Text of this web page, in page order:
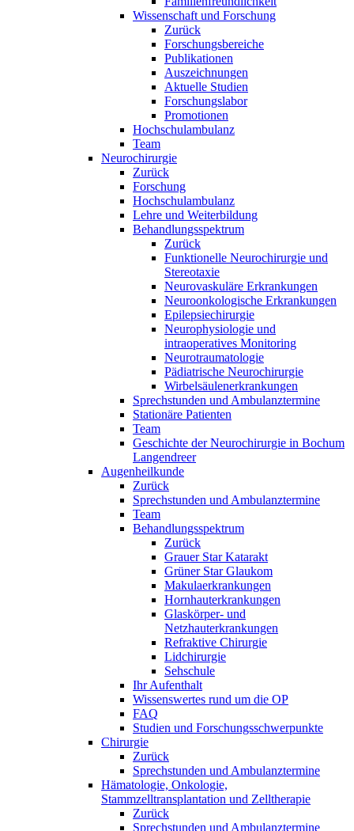
Wissenschaft und Forschung
Zurück
Forschungsbereiche
Publikationen
Auszeichnungen
Aktuelle Studien
Forschungslabor
Promotionen
Hochschulambulanz
Team
Neurochirurgie
Zurück
Forschung
Hochschulambulanz
Lehre und Weiterbildung
Behandlungsspektrum
Zurück
Funktionelle Neurochirurgie und
Stereotaxie
Neurovaskuläre Erkrankungen
Neuroonkologische Erkrankungen
Epilepsiechirurgie
Neurophysiologie und
intraoperatives Monitoring
Neurotraumatologie
Pädiatrische Neurochirurgie
Wirbelsäulenerkrankungen
Sprechstunden und Ambulanztermine
Stationäre Patienten
Team
Geschichte der Neurochirurgie in Bochum
Langendreer
Augenheilkunde
Zurück
Sprechstunden und Ambulanztermine
Team
Behandlungsspektrum
Zurück
Grauer Star Katarakt
Grüner Star Glaukom
Makulaerkrankungen
Hornhauterkrankungen
Glaskörper- und
Netzhauterkrankungen
Refraktive Chirurgie
Lidchirurgie
Sehschule
Ihr Aufenthalt
Wissenswertes rund um die OP
FAQ
Studien und Forschungsschwerpunkte
Chirurgie
Zurück
Sprechstunden und Ambulanztermine
Hämatologie, Onkologie,
Stammzelltransplantation und Zelltherapie
Zurück
Sprechstunden und Ambulanztermine